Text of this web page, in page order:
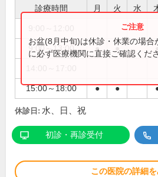
診療時間 月 火 水
9:00～13:00 ● ●
15:00～18:00 ● ●
お盆(8月中旬)は休診・休業の場合
に必ず医療機関に直接ご確認くださ
休診日: 水、日、祝
初診・再診受付
この医院の詳細